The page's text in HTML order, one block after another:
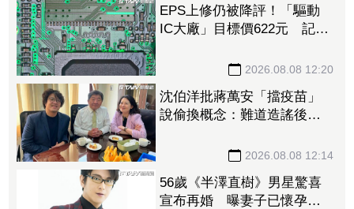
EPS上修仍被降評！「驅動
IC大廠」目標價622元 記憶
2026.08.08 12:20
沈伯洋批蔣萬安「擋疫苗」
說偷換概念：難道造謠後不
2026.08.08 12:14
56歲《半澤直樹》男星驚喜
宣布再婚 曝妻子已懷孕將